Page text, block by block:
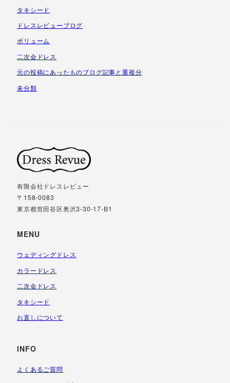
タキシード
ドレスレビューブログ
ボリューム
二次会ドレス
元の投稿にあったものブログ記事と重複分
未分類
有限会社ドレスレビュー
〒158-0083
東京都世田谷区奥沢3-30-17-B1
MENU
ウェディングドレス
カラードレス
二次会ドレス
タキシード
お直しについて
INFO
よくあるご質問